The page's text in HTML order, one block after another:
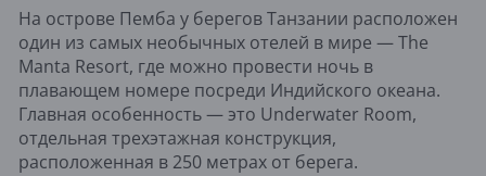
На острове Пемба у берегов Танзании расположен
один из самых необычных отелей в мире — The
Manta Resort, где можно провести ночь в
плавающем номере посреди Индийского океана.
Главная особенность — это Underwater Room,
отдельная трехэтажная конструкция,
расположенная в 250 метрах от берега.